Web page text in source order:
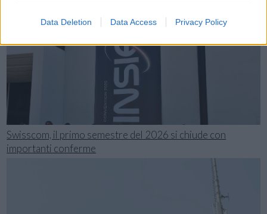
Data Deletion Data Access Privacy Policy
Swisscom, il primo semestre del 2026 si chiude con
importanti conferme